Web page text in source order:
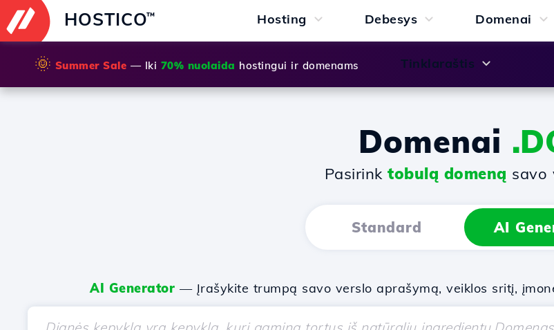
HOSTICO™ Hosting Debesys Domenai
Tinklaraštis
🌞 Summer Sale — Iki 70% nuolaida hostingui ir domenams
Domenai
Pasirink tobulą domeną savo
Standard AI
AI Generator — Įrašykite trumpą savo verslo aprašymą, veiklos sritį,